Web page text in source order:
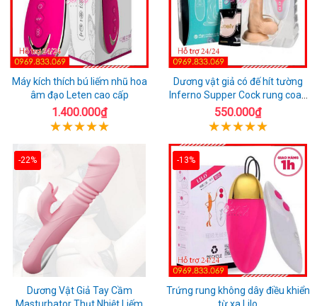
Máy kích thích bú liếm nhũ hoa
âm đạo Leten cao cấp
1.400.000₫
Dương vật giả có đế hít tường
Inferno Supper Cock rung coay
7 chế độ
550.000₫
-22%
Dương Vật Giả Tay Cầm
Masturbator Thụt Nhiệt Liếm
-13%
Trứng rung không dây điều khiển
từ xa Lilo